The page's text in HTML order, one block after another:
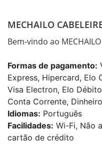
MECHAILO
Bem-vindo ao MECHAILO
Formas de pagamento:
Express, Hipercard, Elo
Visa Electron, Elo
Conta Corrente,
Idiomas: Português
Facilidades: Wi-Fi, Não
cartão de crédito